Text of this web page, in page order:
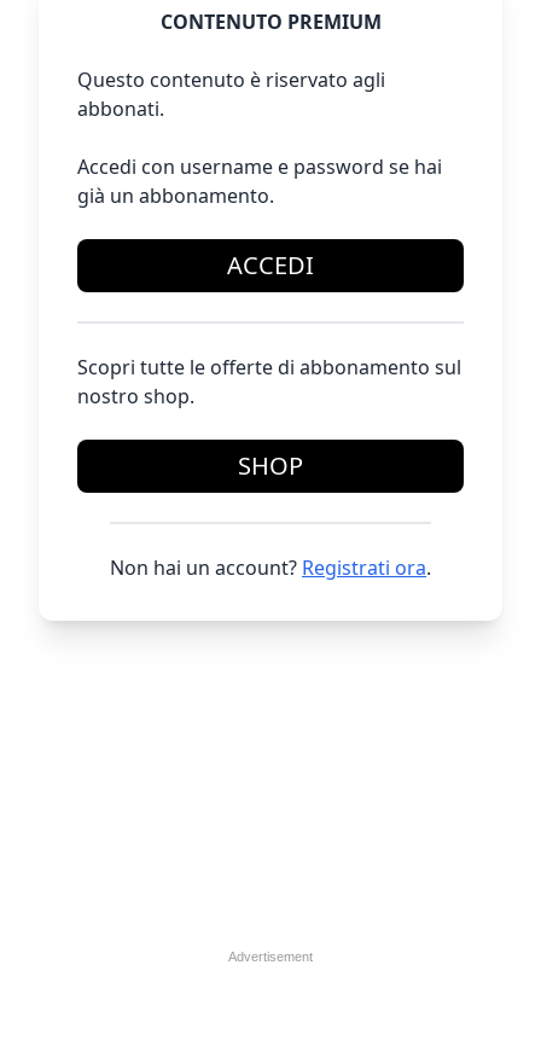
CONTENUTO PREMIUM
Questo contenuto è riservato agli
abbonati.
Accedi con username e password se hai
già un abbonamento.
ACCEDI
Scopri tutte le offerte di abbonamento sul
nostro shop.
SHOP
Non hai un account? Registrati ora.